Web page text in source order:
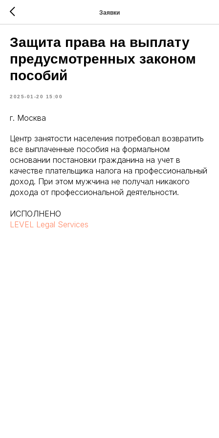
Заявки
Защита права на выплату
предусмотренных законом
пособий
2025-01-20 15:00
г. Москва
Центр занятости населения потребовал возвратить
все выплаченные пособия на формальном
основании постановки гражданина на учет в
качестве плательщика налога на профессиональный
доход. При этом мужчина не получал никакого
дохода от профессиональной деятельности.
ИСПОЛНЕНО
LEVEL Legal Services